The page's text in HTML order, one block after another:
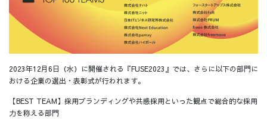
2023年12月6日（水）に開催される『FUSE2023』では、さらに以下の部門に
おける企業の選出・表彰式が行われます。
【BEST TEAM】採用ブランディングや共感採用といった観点で総合的な採用
力を称える部門